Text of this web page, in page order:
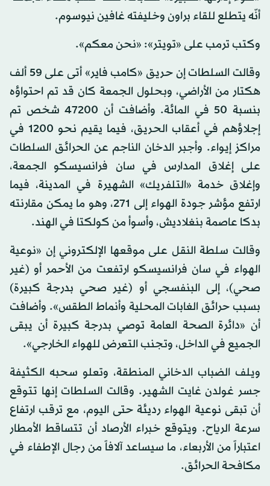
أنّه يتطلع للقاء براون وخليفته غافين نيوسوم.
وكتب ترمب على «تويتر»: «نحن معكم».
وقالت السلطات إن حريق «كامب فاير» أتى على 59 ألف
هكتار من الأراضي، وبحلول الجمعة كان قد تم احتواؤه
بنسبة 50 في المائة. وأضافت أن 47200 شخص تم
إجلاؤهم في أعقاب الحريق، فيما يقيم نحو 1200 في
مراكز إيواء. وأجبر الدخان الناجم عن الحرائق السلطات
على إغلاق المدارس في سان فرانسيسكو الجمعة،
وإغلاق خدمة «التلفريك» الشهيرة في المدينة، فيما
ارتفع مؤشر جودة الهواء إلى 271، وهو ما يمكن مقارنته
بدكا عاصمة بنغلاديش، وأسوأ من كولكتا في الهند.
وقالت سلطة النقل على موقعها الإلكتروني إن «نوعية
الهواء في سان فرانسيسكو ارتفعت من الأحمر أو (غير
صحي)، إلى البنفسجي أو (غير صحي بدرجة كبيرة)
بسبب حرائق الغابات المحلية وأنماط الطقس». وأضافت
أن «دائرة الصحة العامة توصي بدرجة كبيرة أن يبقى
الجميع في الداخل، وتجنب التعرض للهواء الخارجي».
ويلف الضباب الدخاني المنطقة، وتعلو سحبه الكثيفة
جسر غولدن غايت الشهير. وقالت السلطات إنها تتوقع
أن تبقى نوعية الهواء رديئة حتى اليوم، مع ترقب ارتفاع
سرعة الرياح. ويتوقع خبراء الأرصاد أن تتساقط الأمطار
اعتباراً من الأربعاء، ما سيساعد آلافاً من رجال الإطفاء في
مكافحة الحرائق.